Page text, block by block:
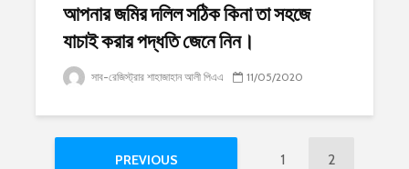
আপনার জমির দলিল সঠিক কিনা তা সহজে
যাচাই করার পদ্ধতি জেনে নিন।
সাব-রেজিস্ট্রার শাহাজাহান আলী পিএএ 11/05/2020
PREVIOUS 1 2